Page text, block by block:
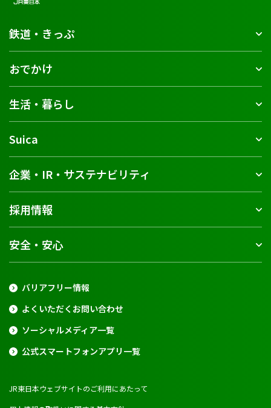
鉄道・きっぷ
おでかけ
生活・暮らし
Suica
企業・IR・サステナビリティ
採用情報
安全・安心
バリアフリー情報
よくいただくお問い合わせ
ソーシャルメディア一覧
公式スマートフォンアプリ一覧
JR東日本ウェブサイトのご利用にあたって